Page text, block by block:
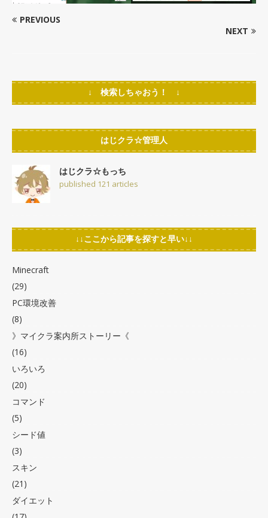
PREVIOUS
NEXT
↓ 検索しちゃおう！ ↓
はじクラ☆管理人
はじクラ☆もっち
published 121 articles
↓↓ここから記事を探すと早い↓↓
Minecraft
(29)
PC環境改善
(8)
》マイクラ案内所ストーリー《
(16)
いろいろ
(20)
コマンド
(5)
シード値
(3)
スキン
(21)
ダイエット